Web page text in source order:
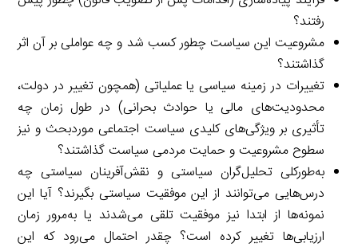
رفتند؟
مشروعیت این سیاست چطور کسب شد و چه عواملی بر آن اثر
گذاشتند؟
تغییرات در زمینه سیاسی یا عملیاتی (همچون تغییر در دولت،
محدودیت‌های مالی یا حوادث بحرانی) در طول زمان چه
تأثیری بر ویژگی‌های کلیدی سیاست اجتماعی موردبحث و نیز
سطوح مشروعیت و حمایت مردمی سیاست گذاشتند؟
به‌طورکلی تحلیل‌گران سیاستی و نقش‌آفرینان سیاستی چه
درس‌هایی می‌توانند از این موفقیت سیاستی بگیرند؟ آیا این
نمونه‌ها از ابتدا نیز موفقیت تلقی می‌شدند یا به‌مرور زمان
ارزیابی‌ها تغییر کرده است؟ چقدر احتمال می‌رود که این